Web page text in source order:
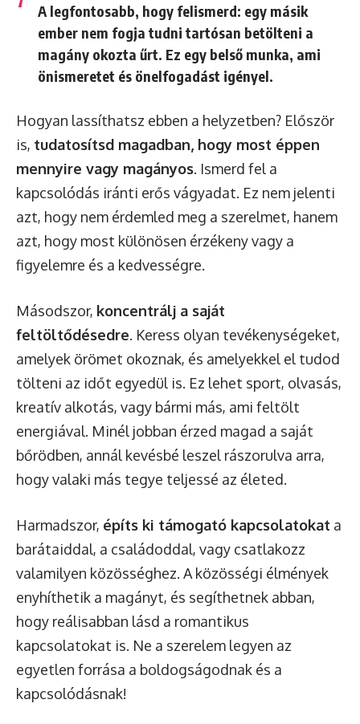
A legfontosabb, hogy felismerd: egy másik
ember nem fogja tudni tartósan betölteni a
magány okozta űrt. Ez egy belső munka, ami
önismeretet és önelfogadást igényel.
Hogyan lassíthatsz ebben a helyzetben? Először
is, tudatosítsd magadban, hogy most éppen
mennyire vagy magányos. Ismerd fel a
kapcsolódás iránti erős vágyadat. Ez nem jelenti
azt, hogy nem érdemled meg a szerelmet, hanem
azt, hogy most különösen érzékeny vagy a
figyelemre és a kedvességre.
Másodszor, koncentrálj a saját
feltöltődésedre. Keress olyan tevékenységeket,
amelyek örömet okoznak, és amelyekkel el tudod
tölteni az időt egyedül is. Ez lehet sport, olvasás,
kreatív alkotás, vagy bármi más, ami feltölt
energiával. Minél jobban érzed magad a saját
bőrödben, annál kevésbé leszel rászorulva arra,
hogy valaki más tegye teljessé az életed.
Harmadszor, építs ki támogató kapcsolatokat a
barátaiddal, a családoddal, vagy csatlakozz
valamilyen közösséghez. A közösségi élmények
enyhíthetik a magányt, és segíthetnek abban,
hogy reálisabban lásd a romantikus
kapcsolatokat is. Ne a szerelem legyen az
egyetlen forrása a boldogságodnak és a
kapcsolódásnak!